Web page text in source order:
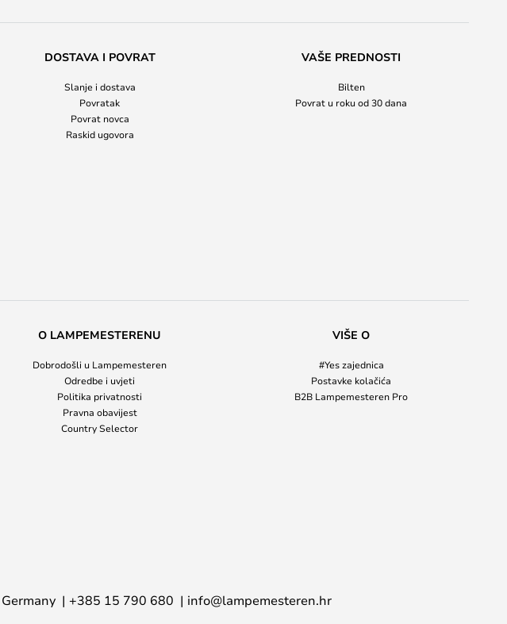
DOSTAVA I POVRAT
Slanje i dostava
Povratak
Povrat novca
Raskid ugovora
VAŠE PREDNOSTI
Bilten
Povrat u roku od 30 dana
O LAMPEMESTERENU
Dobrodošli u Lampemesteren
Odredbe i uvjeti
Politika privatnosti
Pravna obavijest
Country Selector
VIŠE O
#Yes zajednica
Postavke kolačića
B2B Lampemesteren Pro
Germany +385 15 790 680 info@lampemesteren.hr